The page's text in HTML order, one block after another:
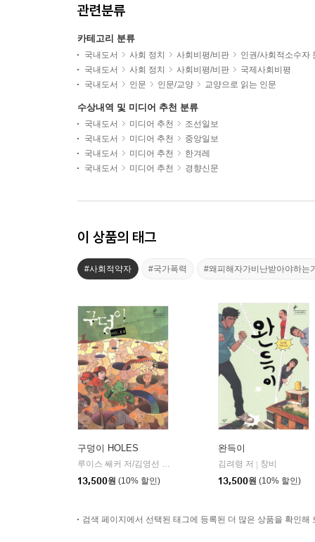
관련분류
카테고리 분류
국내도서 사회 정치 사회비평/비판
인권/사회적소수자
국내도서
사회 정치 사회비평/비판
국제사회비평
국내도서
인문 인문/교양 교양으로 읽는 인문
수상내역 및 미디어 추천 분류
국내도서 미디어 추천
조선일보
국내도서
미디어 추천
중앙일보
국내도서
미디어 추천
한겨레
국내도서
미디어 추천 경향신문
이 상품의 태그
#사회적약자 #국가폭력 #왜피해자가비난받아야하는
구덩이 HOLES
루이스 쌔커 저/김영선 역
13,500원 (10% 할인)
완득이
김려령 저
창비
13,500원 (10% 할인)
검색 페이지에서 선택된 태그에 등록된 더 많은 상품을 확인해